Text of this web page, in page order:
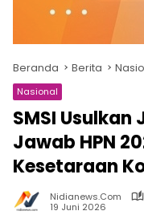
Beranda Berita
Nasional
SMSI
Jawab HPN
Kesetaraan
Nidianews.com
19 Juni 2026